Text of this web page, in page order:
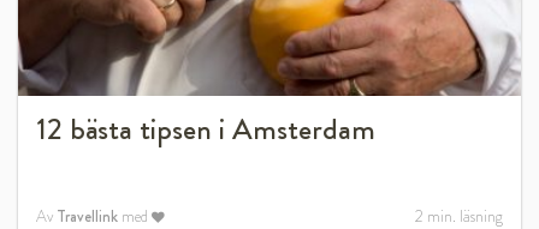
12 bästa tipsen i Amsterdam
Av Travellink med 2 min. läsning